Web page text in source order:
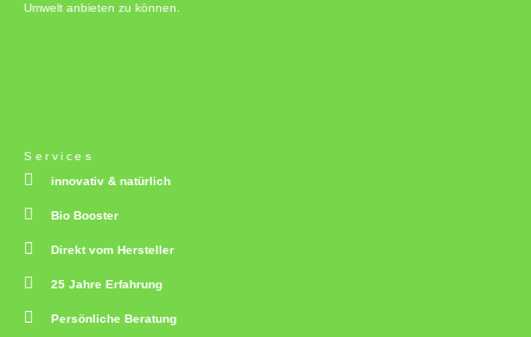
Umwelt anbieten zu können.
Services
innovativ & natürlich
Bio Booster
Direkt vom Hersteller
25 Jahre Erfahrung
Persönliche Beratung